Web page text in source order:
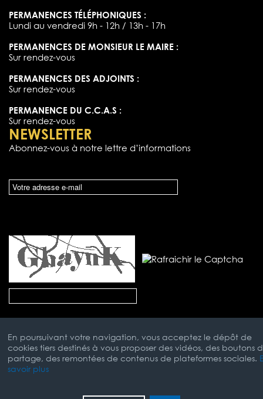
PERMANENCES TÉLÉPHONIQUES :
Lundi au vendredi 9h - 12h / 13h - 17h
PERMANENCES DE MONSIEUR LE MAIRE :
Sur rendez-vous
PERMANENCES DES ADJOINTS :
Sur rendez-vous
PERMANENCE DU C.C.A.S :
Sur rendez-vous
NEWSLETTER
Abonnez-vous à notre lettre d’informations
En poursuivant votre navigation, vous acceptez le dépôt de
cookies tiers destinés à vous proposer des vidéos, des boutons
partage, des remontées de contenus de plateformes sociales.
savoir plus